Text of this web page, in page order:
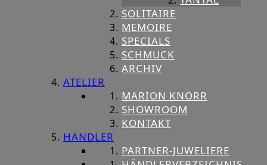
SOLITAIRE
MEMOIRE
SPECIALS
SCHMUCK
ARCHIV
ATELIER
MARION KNORR
SHOWROOM
KONTAKT
HÄNDLER
PARTNER-JUWELIERE